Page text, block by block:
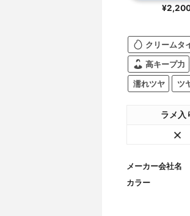
クリームタ
高キープ力
濡れツヤ ツ
ラメ入
メーカー会社名
カラー